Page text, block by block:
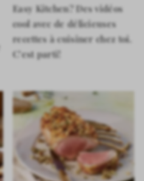
Easy Kitchen? Des vidéos
cool avec de délicieuses
recettes à cuisiner chez toi.
C’est parti!